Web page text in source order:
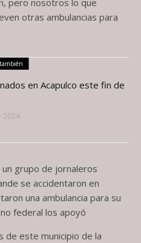
otras ambulancias para
en Acapulco este fin de
2024
grupo de jornaleros
se accidentaron en
una ambulancia para su
federal los apoyó
de este municipio de la